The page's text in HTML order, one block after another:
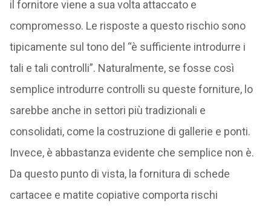
il fornitore viene a sua volta attaccato e
compromesso. Le risposte a questo rischio sono
tipicamente sul tono del “è sufficiente introdurre i
tali e tali controlli”. Naturalmente, se fosse così
semplice introdurre controlli su queste forniture, lo
sarebbe anche in settori più tradizionali e
consolidati, come la costruzione di gallerie e ponti.
Invece, è abbastanza evidente che semplice non è.
Da questo punto di vista, la fornitura di schede
cartacee e matite copiative comporta rischi